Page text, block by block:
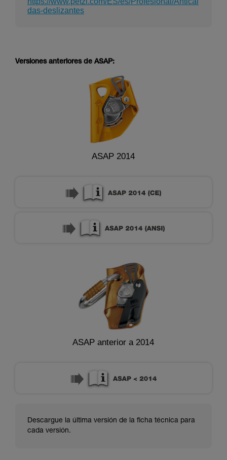
das-deslizantes
Versiones anteriores de ASAP:
ASAP 2014
ASAP anterior a 2014
Descargue la última versión de la ficha técnica para
cada versión.